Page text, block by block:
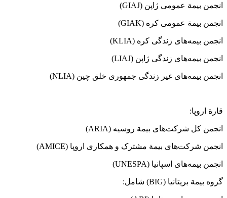
انجمن بیمة عمومی ژاپن (GIAJ)
انجمن بیمة عمومی کره (GIAK)
انجمن بیمه‌های زندگی کره (KLIA)
انجمن بیمه‌های زندگی ژاپن (LIAJ)
انجمن بیمه‌های غیر زندگی جمهوری خلق چین (NLIA)
قارة اروپا:
انجمن کل شرکت‌های بیمة روسیه (ARIA)
انجمن شرکت‌های بیمة مشترک و همکاری اروپا (AMICE)
انجمن بیمه‌های اسپانیا (UNESPA)
گروه بیمة بریتانیا (BIG) شامل: